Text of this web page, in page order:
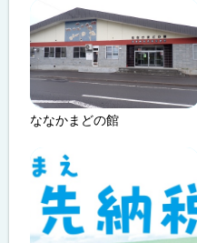
ななかまどの館